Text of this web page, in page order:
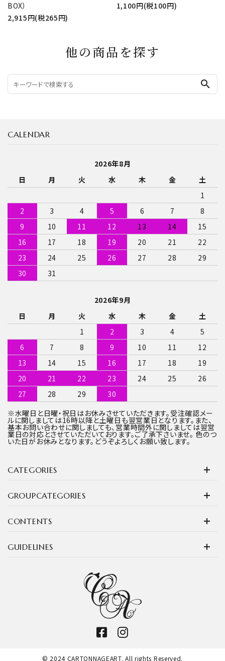
BOX）
2,915円(税265円)
1,100円(税100円)
他の商品を探す
search
CATEGORIES
GROUPCATEGORIES
CONTENTS
CALENDAR
2026年8月
日
月 火 水 木 金
土
1
2
3 4 5 6 7
8
9
10 11 12 13 14
15
16
17 18 19 20 21
22
23
24 25 26 27 28
29
30
31
2026年9月
日
月 火 水 木 金
土
1
2 3 4
5
6
7 8 9 10 11
12
13
14 15 16 17 18
19
20
21 22 23 24 25
26
27
28 29
30
※水曜日と日曜・祝日はお休みさせていただきます。受注確認メー
ルに関しましては16時以降と土曜日も翌営業日となります。また、
基本お問い合わせに関しましても、営業時間外に関しましては翌営
業日の対応とさせていただいております。ご了承下さいませ。 色のつ
いた日がお休みとなります。どうぞよろしくお願い致します。
GUIDELINES
© 2024 CARTONNAGEART. All rights Reserved.